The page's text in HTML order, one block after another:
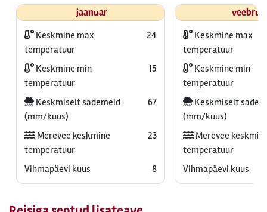
jaanuar
Keskmine max
temperatuur
24
Keskmine min
temperatuur
15
Keskmiselt sademeid
(mm/kuus)
67
Merevee keskmine
temperatuur
23
Vihmapäevi kuus 8
Keskmine max
temperatuur
Keskmine min
temperatuur
Keskmiselt
(mm/kuus)
Merevee
temperatuur
Vihmapäevi kuus